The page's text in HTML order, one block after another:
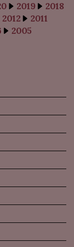
2019
2018
2012
2011
2005